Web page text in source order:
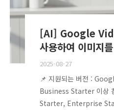
[AI] Google
사용하여 이미지
2025-08-27
📌 지원되는 버전 :
Business Starter 이상
Starter, Enterprise